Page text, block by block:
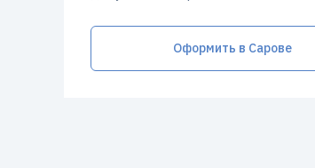
Оформить в Сарове